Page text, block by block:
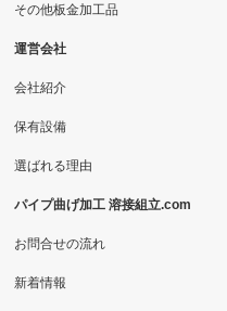
その他板金加工品
運営会社
会社紹介
保有設備
選ばれる理由
パイプ曲げ加工 溶接組立.com
お問合せの流れ
新着情報